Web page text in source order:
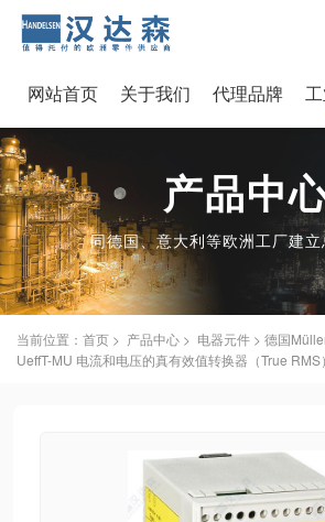
网站首页 关于我们 代理品牌
产品中
同德国、意大利等欧洲工厂建
当前位置： 首页 > 产品中心 > 电器元件 > 德国
UeffT-MU 电流和电压的真有效值转换器（True